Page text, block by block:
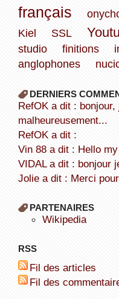
français
Kiel
SSL
studio
finitions
anglophones
DERNIERS
refOK a dit : bonjour, je ne peux
malheureusement...
refOK a dit :
Vin 88 a dit : Hello
VIDAL a dit :
Jolie a dit : Merci
PARTENAIRES
wikipedia
RSS
Fil des articles
Fil des